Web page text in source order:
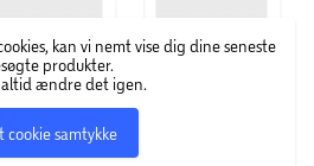
kan vi nemt vise dig dine seneste
produkter.
altid ændre det igen.
cookie samtykke